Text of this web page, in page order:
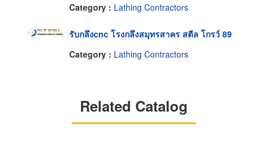
Category : Lathing Contractors
รับกลึงcnc โรงกลึงสมุทรสาคร สตีล โกรว์ 89
Category : Lathing Contractors
Related Catalog